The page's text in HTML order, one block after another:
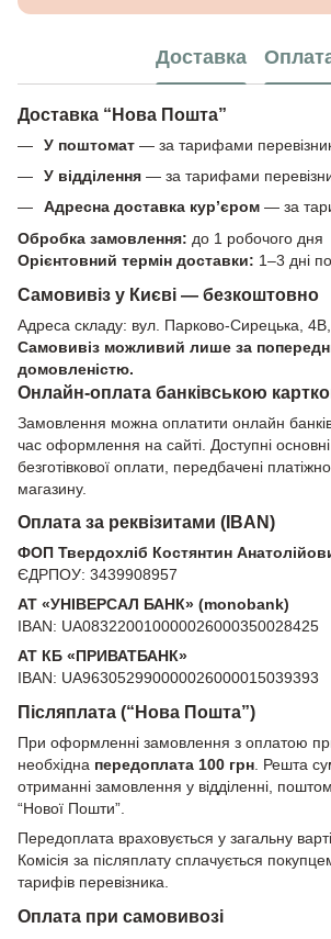
Доставка
Доставка “Нова Пошта”
У поштомат — за тарифами
У відділення — за тарифами
Адресна доставка кур’єром — за
Обробка замовлення: до 1 робочого дня
Орієнтовний термін доставки: 1–3 дні
Самовивіз у Києві — безкоштовно
Адреса складу: вул. Парково-Сирецька,
Самовивіз можливий лише за
домовленістю.
Онлайн-оплата банківською
Замовлення можна оплатити онлайн
час оформлення на сайті. Доступні
безготівкової оплати, передбачені
магазину.
Оплата за реквізитами (IBAN)
ФОП Твердохліб Костянтин
ЄДРПОУ: 3439908957
АТ «УНІВЕРСАЛ БАНК» (monobank)
IBAN: UA083220010000026000350028425
АТ КБ «ПРИВАТБАНК»
IBAN: UA963052990000026000015039393
Післяплата (“Нова Пошта”)
При оформленні замовлення з оплатою
необхідна передоплата 100 грн . Решта
отриманні замовлення у відділенні,
“Нової Пошти”.
Передоплата враховується у загальну
Комісія за післяплату сплачується
тарифів перевізника.
Оплата при самовивозі